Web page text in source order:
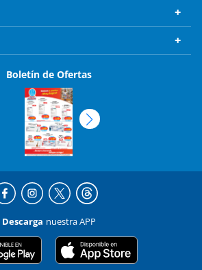
Boletín de Ofertas
Descarga nuestra APP